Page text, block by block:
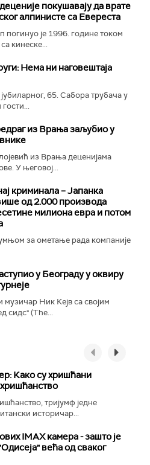
покушавају да врате
алпинисте са Евереста
је 1996. године током
кинеске...
Нема ни наговештаја
65. Сабора трубача у
из Врања заљубио у
из Врања деценијама
У његовој...
криминала – Јапанка
од 2.000 производа
милиона евра и потом
за ометање рада компаније
у Београду у оквиру
музичар Ник Кејв са својим
сидс" (The...
Како су хришћани
тријумф једне
историчар...
IMAX камера - зашто је
већа од сваког